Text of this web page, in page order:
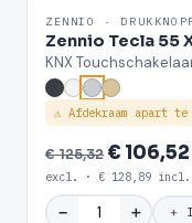
ZENNIO ·
Zennio Tecla 55
KNX
⚠ Afdekraam apart
€ 125,32€ 106,52
excl. · € 128,89 incl.
− ＋ ＋